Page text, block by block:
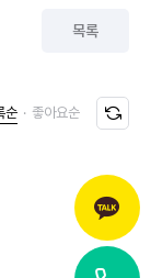
목록
순 · 좋아요순